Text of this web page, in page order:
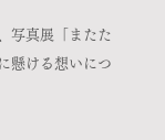
写真展「またた
懸ける想いにつ